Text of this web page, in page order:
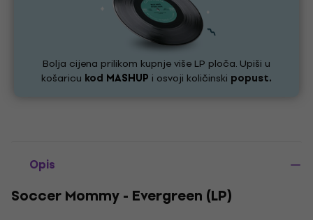
Bolja cijena prilikom kupnje više LP ploča. Upiši u
košaricu kod MASHUP i osvoji količinski popust.
Opis
Soccer Mommy - Evergreen (LP)